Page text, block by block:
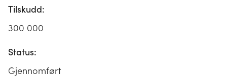
Tilskudd:
300 000
Status:
Gjennomført